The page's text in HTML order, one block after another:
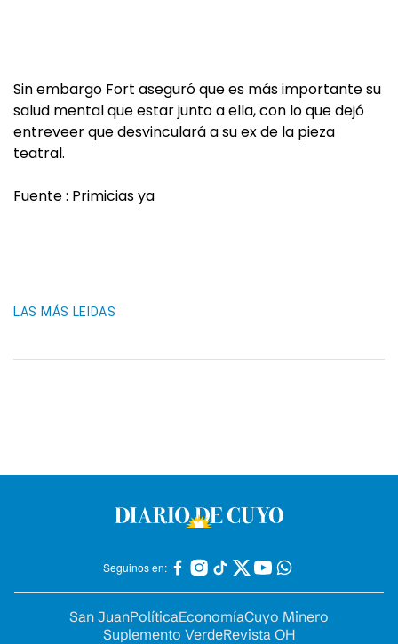
Sin embargo Fort aseguró que es más importante su
salud mental que estar junto a ella, con lo que dejó
entreveer que desvinculará a su ex de la pieza
teatral.
Fuente : Primicias ya
LAS MÁS LEIDAS
Seguinos en:
San JuanPolíticaEconomíaCuyo Minero
Suplemento VerdeRevista OH